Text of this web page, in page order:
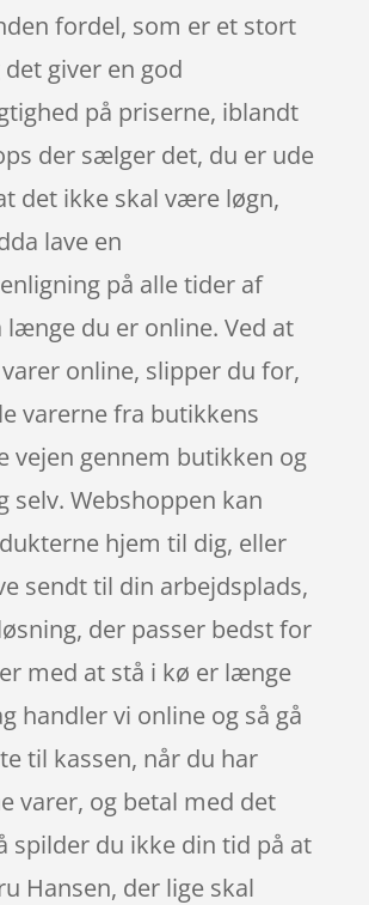
fordel, som er et stort
giver en god
på priserne, iblandt
der sælger det, du er ude
det ikke skal være løgn,
lave en
på alle tider af
længe du er online. Ved at
online, slipper du for,
varerne fra butikkens
vejen gennem butikken og
selv. Webshoppen kan
hjem til dig, eller
sendt til din arbejdsplads,
der passer bedst for
med at stå i kø er længe
handler vi online og så gå
til kassen, når du har
varer, og betal med det
spilder du ikke din tid på at
Hansen, der lige skal